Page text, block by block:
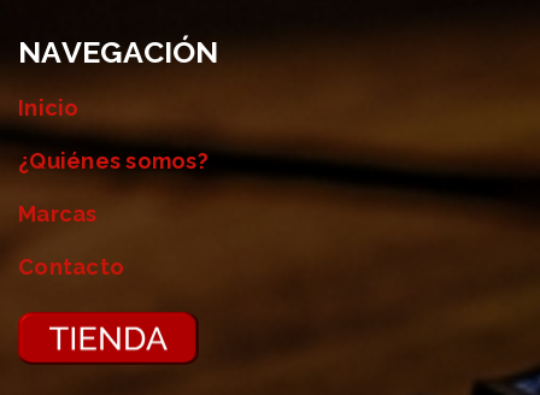
NAVEGACIÓN
Inicio
¿Quiénes somos?
Marcas
Contacto